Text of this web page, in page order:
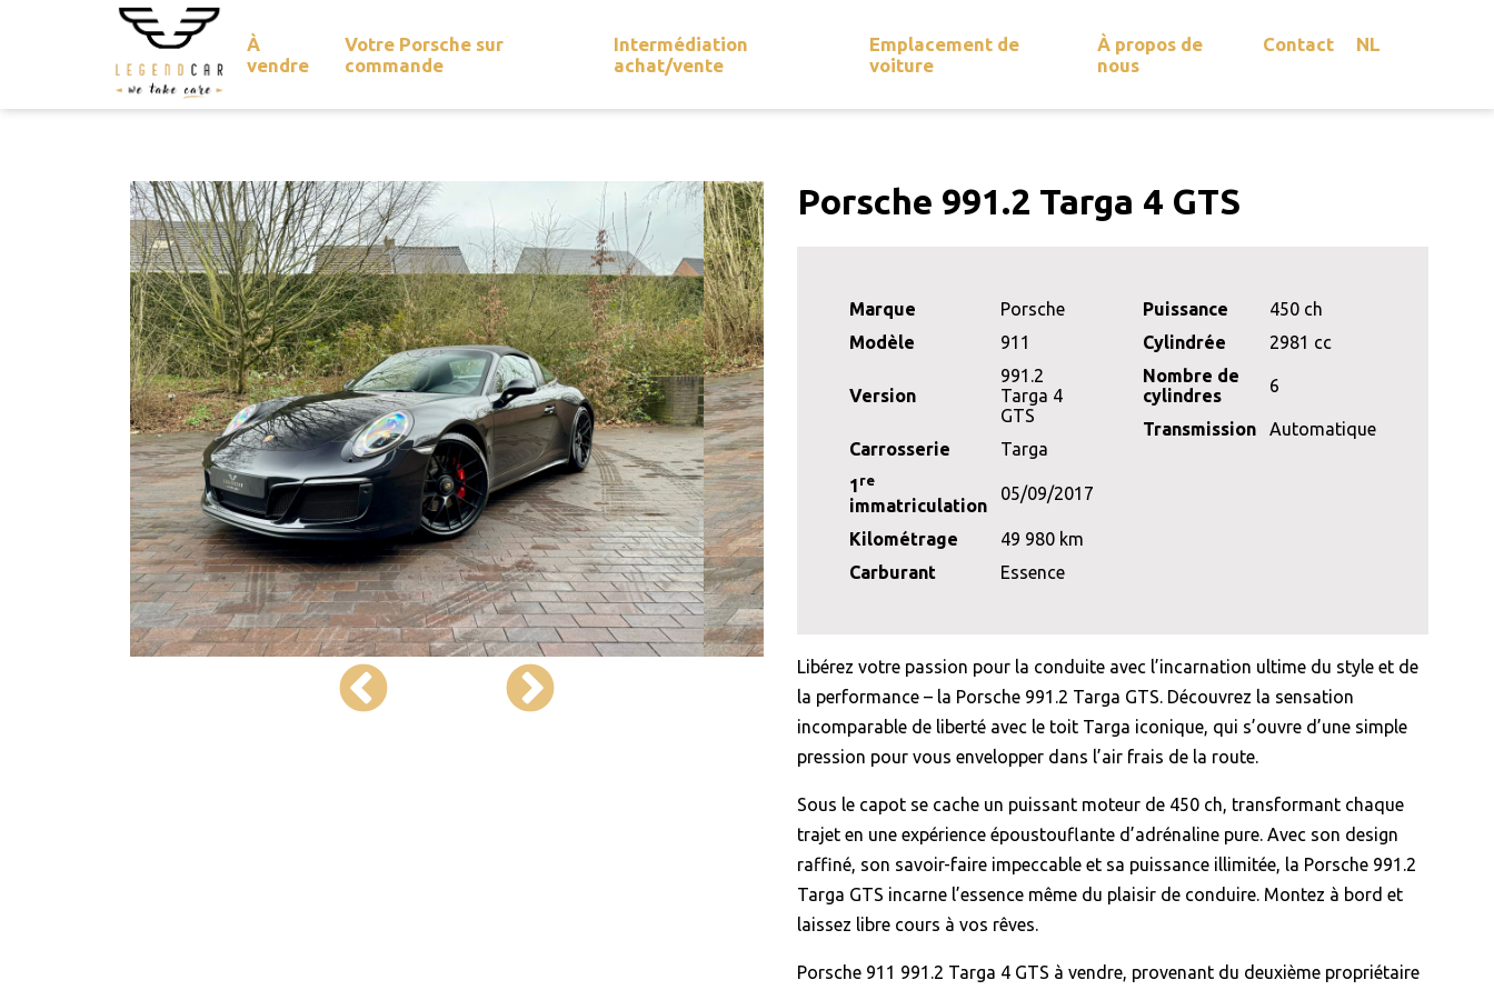
À
vendre
Votre Porsche sur
commande
Intermédiation
achat/vente
Emplacement de
voiture
À propos de
nous
Contact NL
Porsche 991.2 Targa 4 GTS
Marque
Porsche
Modèle
911
Version
991.2
Targa 4
GTS
Carrosserie
Targa
1 re
immatriculation
05/09/2017
Kilométrage
49 980 km
Carburant
Essence
Puissance
450 ch
Cylindrée
2981 cc
Nombre de
cylindres
6
Transmission Automatique
Libérez votre passion pour la conduite avec l’incarnation ultime du style et de
la performance – la Porsche 991.2 Targa GTS. Découvrez la sensation
incomparable de liberté avec le toit Targa iconique, qui s’ouvre d’une simple
pression pour vous envelopper dans l’air frais de la route.
Sous le capot se cache un puissant moteur de 450 ch, transformant chaque
trajet en une expérience époustouflante d’adrénaline pure. Avec son design
raffiné, son savoir-faire impeccable et sa puissance illimitée, la Porsche 991.2
Targa GTS incarne l’essence même du plaisir de conduire. Montez à bord et
laissez libre cours à vos rêves.
Porsche 911 991.2 Targa 4 GTS à vendre, provenant du deuxième propriétaire